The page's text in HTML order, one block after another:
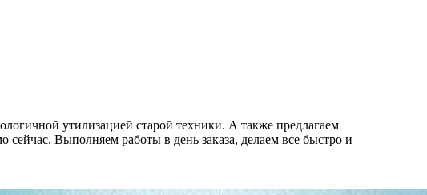
утилизацией старой техники. А также предлагаем
сейчас. Выполняем работы в день заказа, делаем все быстро и